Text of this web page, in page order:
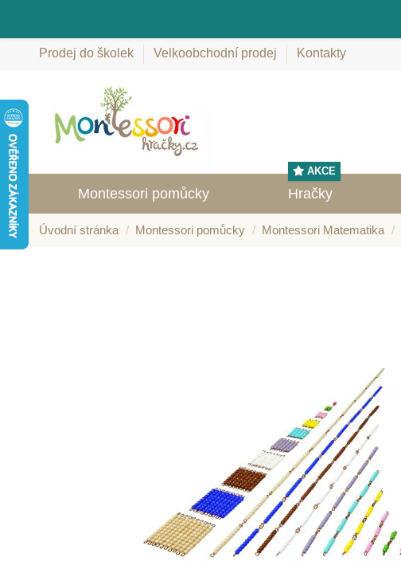
Prodej do školek Velkoobchodní prodej Kontakty
Montessori pomůcky Hračky
AKCE
Úvodní stránka Montessori pomůcky Montessori Matematika